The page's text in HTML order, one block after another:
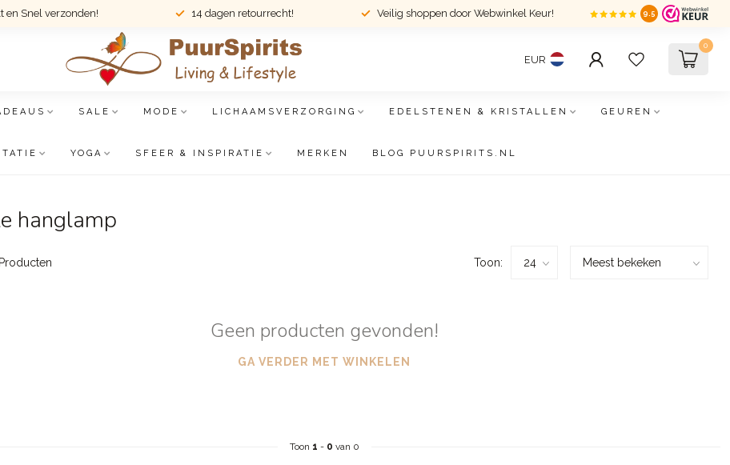
en Snel verzonden! 14 dagen retourrecht! Veilig shoppen door Webwinkel Keur! 9.5
EUR
0
SALE MODE LICHAAMSVERZORGING EDELSTENEN & KRISTALLEN GEUREN
YOGA SFEER & INSPIRATIE MERKEN BLOG PUURSPIRITS.NL
hanglamp
Producten Toon:
Geen producten gevonden!
GA VERDER MET WINKELEN
Toon 1 - 0 van 0